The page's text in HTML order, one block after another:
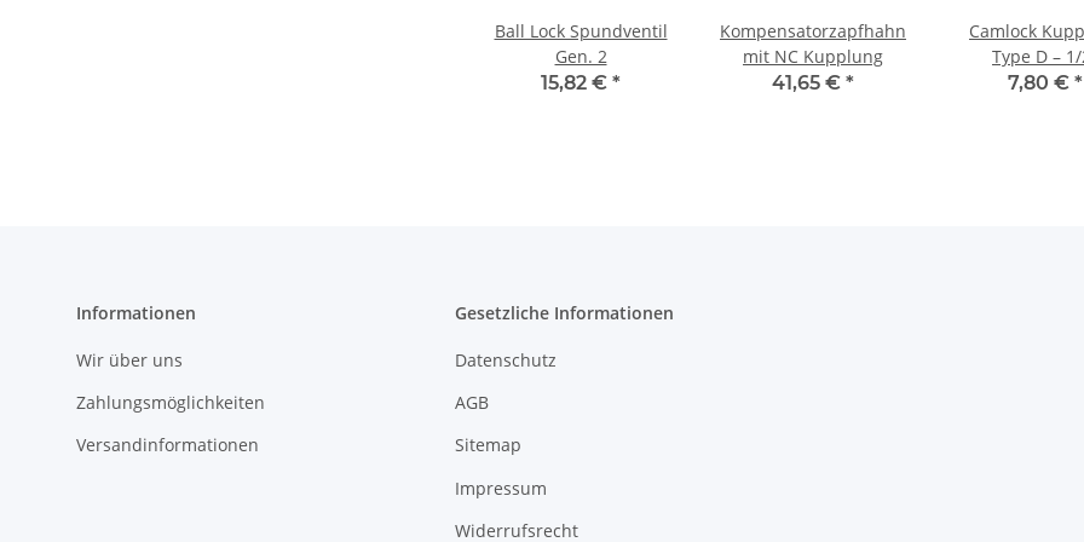
Ball Lock Spundventil
Gen. 2
15,82 € *
Kompensatorzapfhahn
mit NC Kupplung
41,65 € *
Camlock
Type D –
7,80 € *
Informationen
Wir über uns
Zahlungsmöglichkeiten
Versandinformationen
Gesetzliche Informationen
Datenschutz
AGB
Sitemap
Impressum
Widerrufsrecht